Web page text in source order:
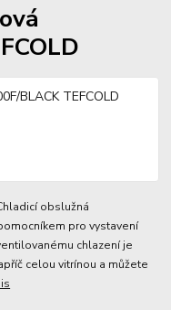
obslužná
pro vystavení
chlazení je
celou vitrínou a můžete